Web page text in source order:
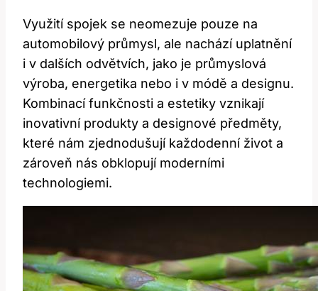
Využití spojek se neomezuje pouze na
automobilový průmysl, ale nachází uplatnění
i v dalších odvětvích, jako je průmyslová
výroba, energetika nebo i v módě a designu.
Kombinací funkčnosti a estetiky vznikají
inovativní produkty a designové předměty,
které nám zjednodušují každodenní život a
zároveň nás obklopují moderními
technologiemi.